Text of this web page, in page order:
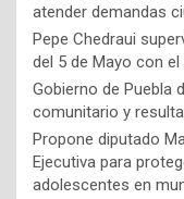
atender demandas
Pepe Chedraui
del 5 de Mayo con
Gobierno de Puebla
comunitario y
Propone diputado
Ejecutiva para
adolescentes en